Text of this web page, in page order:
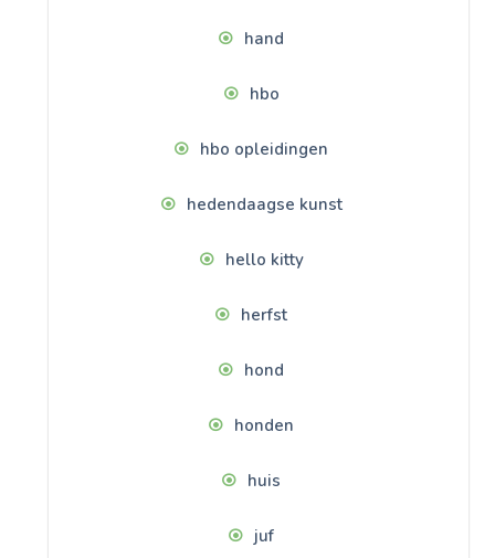
hand
hbo
hbo opleidingen
hedendaagse kunst
hello kitty
herfst
hond
honden
huis
juf